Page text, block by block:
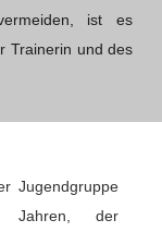
ist es
Trainerin und des
Jugendgruppe
der